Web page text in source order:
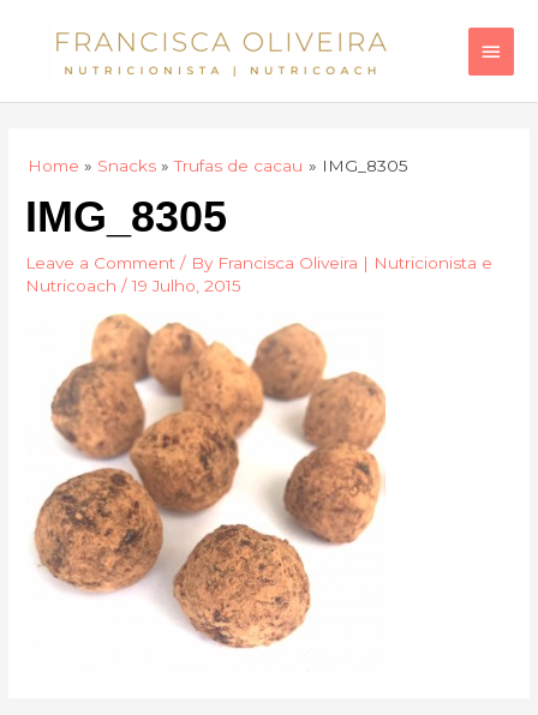
Home Snacks Trufas de cacau IMG_8305
IMG_8305
Leave a Comment / By Francisca Oliveira | Nutricionista e
Nutricoach/19 Julho, 2015